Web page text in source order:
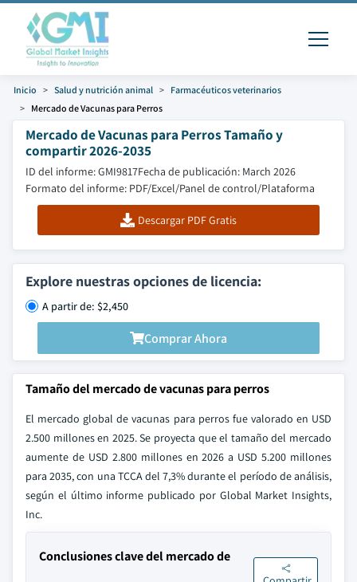
Inicio Salud y nutrición animal
Farmacéuticos veterinarios
Mercado de Vacunas para Perros
Mercado de Vacunas para Perros Tamaño y
compartir 2026-2035
ID del informe: GMI9817Fecha de publicación: March 2026
Formato del informe: PDF/Excel/Panel de control/Plataforma
Descargar PDF Gratis
Explore nuestras opciones de licencia:
A partir de: $2,450
Comprar Ahora
Tamaño del mercado de vacunas para perros
El mercado global de vacunas para perros fue valorado en USD
2.500 millones en 2025. Se proyecta que el tamaño del mercado
aumente de USD 2.800 millones en 2026 a USD 5.200 millones
para 2035, con una TCCA del 7,3% durante el período de análisis,
según el último informe publicado por Global Market Insights,
Inc.
Conclusiones clave del mercado de